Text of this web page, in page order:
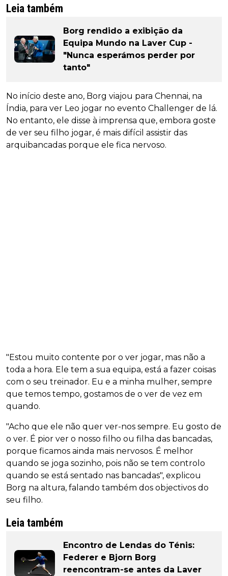
Leia também
Borg rendido a exibição da
Equipa Mundo na Laver Cup -
"Nunca esperámos perder por
tanto"
No início deste ano, Borg viajou para Chennai, na
Índia, para ver Leo jogar no evento Challenger de lá.
No entanto, ele disse à imprensa que, embora goste
de ver seu filho jogar, é mais difícil assistir das
arquibancadas porque ele fica nervoso.
"Estou muito contente por o ver jogar, mas não a
toda a hora. Ele tem a sua equipa, está a fazer coisas
com o seu treinador. Eu e a minha mulher, sempre
que temos tempo, gostamos de o ver de vez em
quando.
"Acho que ele não quer ver-nos sempre. Eu gosto de
o ver. É pior ver o nosso filho ou filha das bancadas,
porque ficamos ainda mais nervosos. É melhor
quando se joga sozinho, pois não se tem controlo
quando se está sentado nas bancadas", explicou
Borg na altura, falando também dos objectivos do
seu filho.
Leia também
Encontro de Lendas do Ténis:
Federer e Bjorn Borg
reencontram-se antes da Laver